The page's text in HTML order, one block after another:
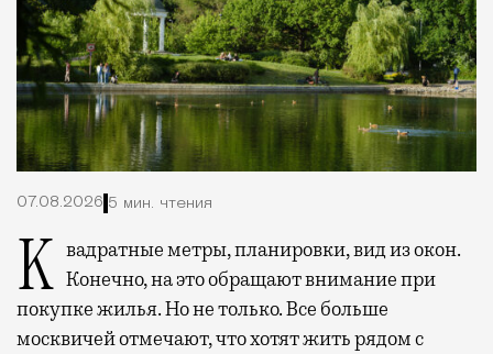
07.08.2026 5 мин. чтения
Квадратные метры, планировки, вид из окон. Конечно, на это обращают внимание при
покупке жилья. Но не только. Все больше
москвичей отмечают, что хотят жить рядом с